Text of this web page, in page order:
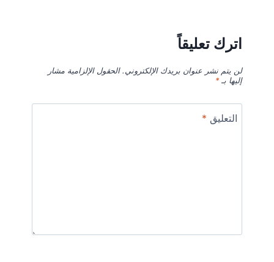
اترك تعليقاً
لن يتم نشر عنوان بريدك الإلكتروني. الحقول الإلزامية مشار
إليها بـ*
التعليق *